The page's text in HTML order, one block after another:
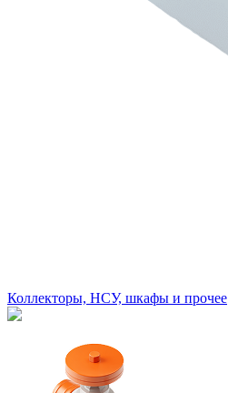
Коллекторы, НСУ, шкафы и прочее